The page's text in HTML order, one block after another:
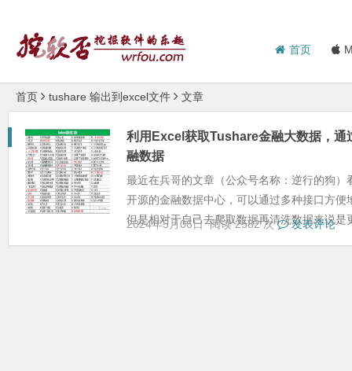
首页
首页 tushare 输出到excel文件 文章
利用Excel获取Tushare金融大数据，
融数据
最近在兵哥的文章（公众号名称：逆行的狗
开源的金融数据中心，可以通过多种接口方
但是相对于自己去爬取数据再清洗数据来说是
2024年5月06日 阅读 2582 次 发表评论